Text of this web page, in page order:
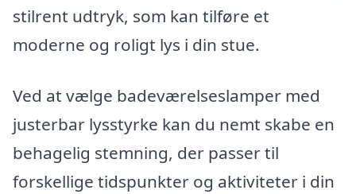
stilrent udtryk, som kan tilføre et
moderne og roligt lys i din stue.
Ved at vælge badeværelseslamper med
justerbar lysstyrke kan du nemt skabe en
behagelig stemning, der passer til
forskellige tidspunkter og aktiviteter i din